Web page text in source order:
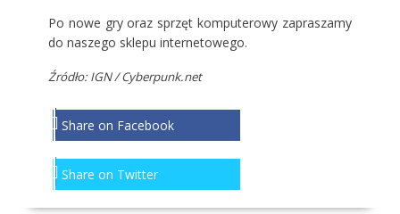
Po nowe gry oraz sprzęt komputerowy zapraszamy
do naszego sklepu internetowego.
Źródło: IGN / Cyberpunk.net
Share on Facebook
Share on Twitter